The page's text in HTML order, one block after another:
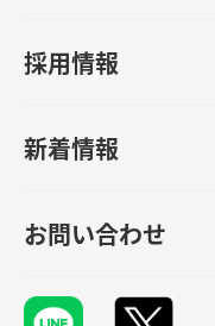
採用情報
新着情報
お問い合わせ